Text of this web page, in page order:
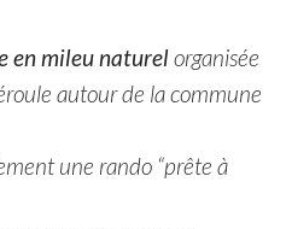
en mileu naturelorganisée
autour de la commune
une rando “prête à